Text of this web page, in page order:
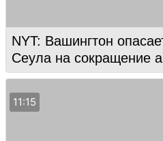
NYT: Вашингтон
Сеула на сокращение
11:15